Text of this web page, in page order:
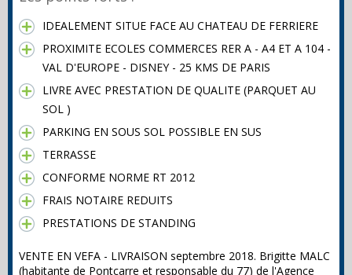
IDEALEMENT SITUE FACE AU CHATEAU DE FERRIERE
PROXIMITE ECOLES COMMERCES RER A - A4 ET A 104 -
VAL D'EUROPE - DISNEY - 25 KMS DE PARIS
LIVRE AVEC PRESTATION DE QUALITE (PARQUET AU
SOL )
PARKING EN SOUS SOL POSSIBLE EN SUS
TERRASSE
CONFORME NORME RT 2012
FRAIS NOTAIRE REDUITS
PRESTATIONS DE STANDING
VENTE EN VEFA - LIVRAISON septembre 2018. Brigitte MALC
(habitante de Pontcarre et responsable du 77) de l'Agence